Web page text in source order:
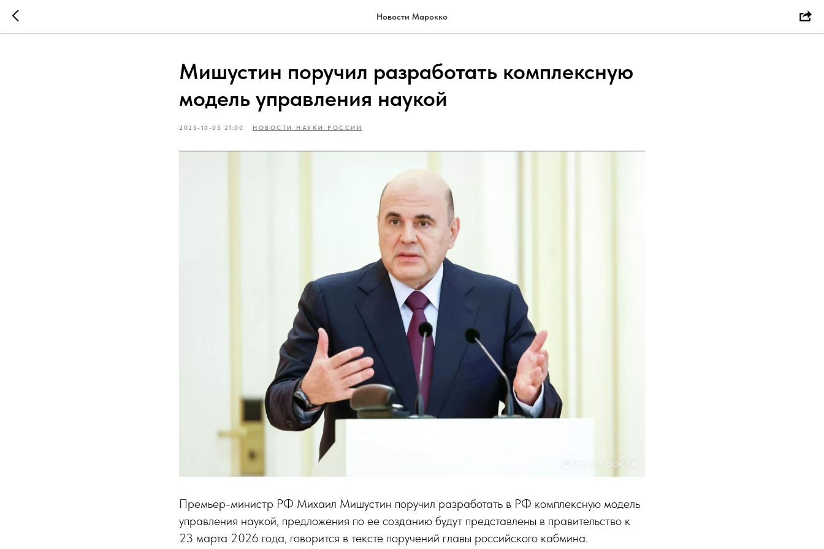
Новости Марокко
Мишустин поручил разработать комплексную
модель управления наукой
2025-10-05 21:00 НОВОСТИ НАУКИ РОССИИ
Премьер-министр РФ Михаил Мишустин поручил разработать в РФ комплексную модель
управления наукой, предложения по ее созданию будут представлены в правительство к
23 марта 2026 года, говорится в тексте поручений главы российского кабмина.